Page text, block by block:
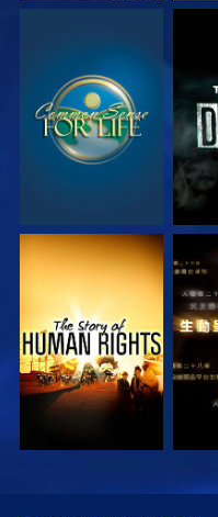
觀看
觀看